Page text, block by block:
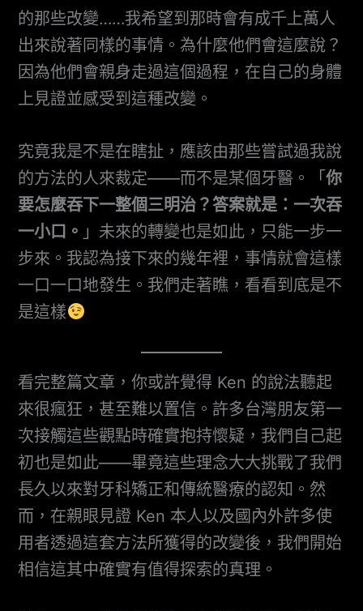
的那些改變……我希望到那時會有成千上萬人
出來說著同樣的事情。為什麼他們會這麼說？
因為他們會親身走過這個過程，在自己的身體
上見證並感受到這種改變。
究竟我是不是在瞎扯，應該由那些嘗試過我說
的方法的人來裁定——而不是某個牙醫。「你
要怎麼吞下一整個三明治？答案就是：一次吞
一小口。 」未來的轉變也是如此，只能一步一
步來。我認為接下來的幾年裡，事情就會這樣
一口一口地發生。我們走著瞧，看看到底是不
是這樣
看完整篇文章，你或許覺得 Ken 的說法聽起
來很瘋狂，甚至難以置信。許多台灣朋友第一
次接觸這些觀點時確實抱持懷疑，我們自己起
初也是如此——畢竟這些理念大大挑戰了我們
長久以來對牙科矯正和傳統醫療的認知。然
而，在親眼見證 Ken 本人以及國內外許多使
用者透過這套方法所獲得的改變後，我們開始
相信這其中確實有值得探索的真理。